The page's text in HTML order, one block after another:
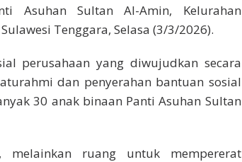
Asuhan Sultan Al-Amin, Kelurahan
Tenggara, Selasa (3/3/2026).
perusahaan yang diwujudkan secara
dan penyerahan bantuan sosial
30 anak binaan Panti Asuhan Sultan
melainkan ruang untuk mempererat